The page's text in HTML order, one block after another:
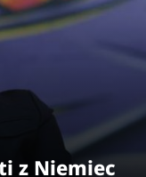
z Niemiec